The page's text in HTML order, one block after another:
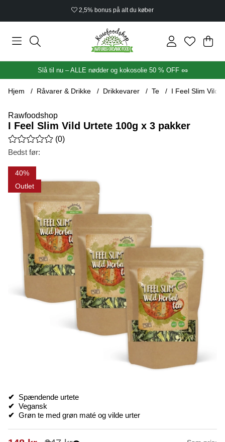
2,5% bonus på alt du køber
.
Slå til nu – ALLE nødder og kokosolie 50 % OFF 🥜
Hjem Råvarer & Drikke Drikkevarer Te I Feel Slim Vild
Rawfoodshop
I Feel Slim Vild Urtete 100g x 3 pakker
Gennemsnitlig vurdering 0 ud af 5 Antal vurderinger 0
(0)
Bedst før:
40
Outlet
Produktbilleder I Feel Slim Vild Urtete 100g x 3 pakker
✔ Spændende urtete
✔ Vegansk
✔ Grøn te med grøn maté og vilde urter